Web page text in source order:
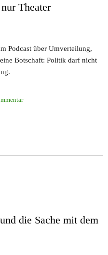
Theater
Podcast über Umverteilung,
Botschaft: Politik darf nicht
die Sache mit dem